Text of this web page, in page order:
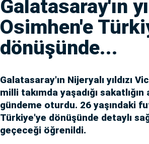
Galatasaray'ın
Osimhen'e
dönüşünde...
Galatasaray'ın Nijeryalı yıldızı
milli takımda yaşadığı
gündeme oturdu. 26 yaşındaki
Türkiye'ye dönüşünde detaylı
geçeceği öğrenildi.